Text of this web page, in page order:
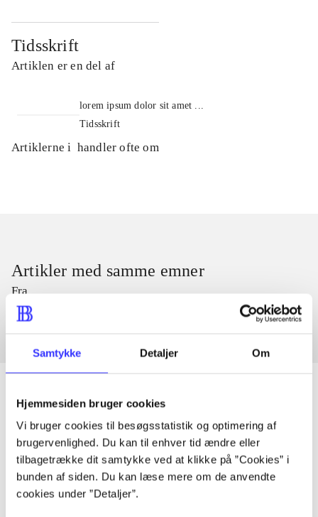
Samtykke Detaljer Om
Hjemmesiden bruger cookies
Vi bruger cookies til besøgsstatistik og optimering af
brugervenlighed. Du kan til enhver tid ændre eller
tilbagetrække dit samtykke ved at klikke på ”Cookies” i
bunden af siden. Du kan læse mere om de anvendte
cookies under ”Detaljer”.
Tidsskrift
Artiklen er en del af
lorem ipsum dolor sit amet ...
Tidsskrift
Artiklerne i handler ofte om
Artikler med samme emner
Fra
Artikler
Alle registrerede artikler fordelt på udgivelser
...